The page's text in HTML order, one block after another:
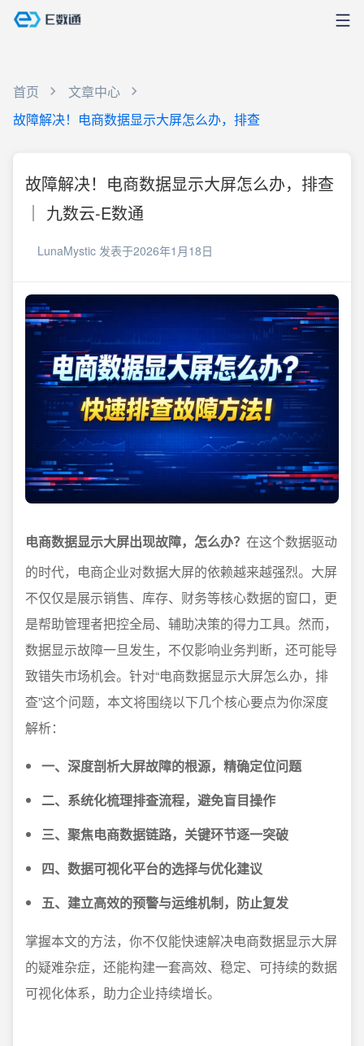
首页
文章中心
故障解决！电商数据显示大屏怎么办，排查
故障解决！电商数据显示大屏怎么办，排查
｜ 九数云-E数通
LunaMystic 发表于2026年1月18日
电商数据显示大屏出现故障，怎么办？ 在这个数据驱动
的时代，电商企业对数据大屏的依赖越来越强烈。大屏
不仅仅是展示销售、库存、财务等核心数据的窗口，更
是帮助管理者把控全局、辅助决策的得力工具。然而，
数据显示故障一旦发生，不仅影响业务判断，还可能导
致错失市场机会。针对“电商数据显示大屏怎么办，排
查”这个问题，本文将围绕以下几个核心要点为你深度
解析：
一、深度剖析大屏故障的根源，精确定位问题
二、系统化梳理排查流程，避免盲目操作
三、聚焦电商数据链路，关键环节逐一突破
四、数据可视化平台的选择与优化建议
五、建立高效的预警与运维机制，防止复发
掌握本文的方法，你不仅能快速解决电商数据显示大屏
的疑难杂症，还能构建一套高效、稳定、可持续的数据
可视化体系，助力企业持续增长。